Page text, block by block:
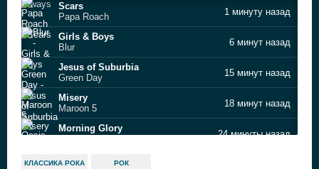
Scars
Papa Roach
1 минуту назад
Girls & Boys
Blur
6 минут назад
Jesus of Suburbia
Green Day
15 минут назад
Misery
Maroon 5
18 минут назад
Morning Glory
24 минуты назад
Hit That
КЛАССИКА РОКА РОК